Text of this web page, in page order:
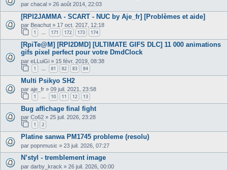
par chacal » 26 août 2014, 22:03
[RPI2JAMMA - SCART - NUC by Aje_fr] [Problèmes et aide]
par Beachut » 17 oct. 2017, 12:18
1 … 171 172 173 174
[RpiTe@M] [RPI2DMD] [ULTIMATE GIFS DLC] 11 000 animations
gifs pixel perfect pour votre DmdClock
par eLLuiGi » 15 févr. 2019, 08:38
1 81 82 83 84
Multi Psikyo SH2
par aje_fr » 09 juil. 2021, 23:58
1 10 11 12 13
Bug affichage final fight
par Co62 » 25 juil. 2026, 23:28
1 2
Platine sanwa PM1745 probleme (resolu)
par popnmusic » 23 juil. 2026, 07:27
N’styl - tremblement image
par darby_krack » 26 juil. 2026, 00:00